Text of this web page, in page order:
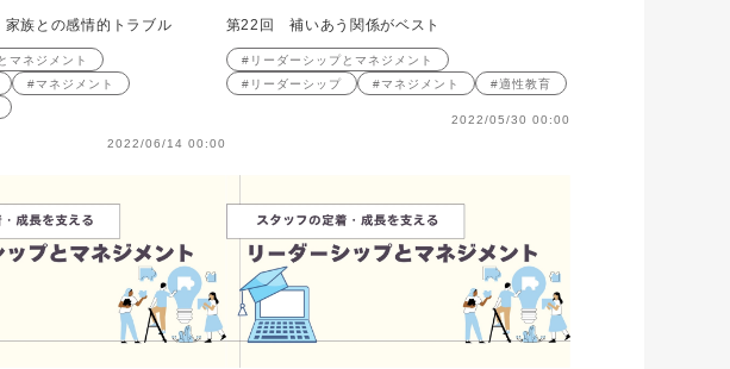
族との感情的トラブル
マネジメント
#マネジメント
2022/06/14 00:00
第22回 補いあう関係がベスト
#リーダーシップとマネジメント
#リーダーシップ
#マネジメント #適性教育
2022/05/30 00:00